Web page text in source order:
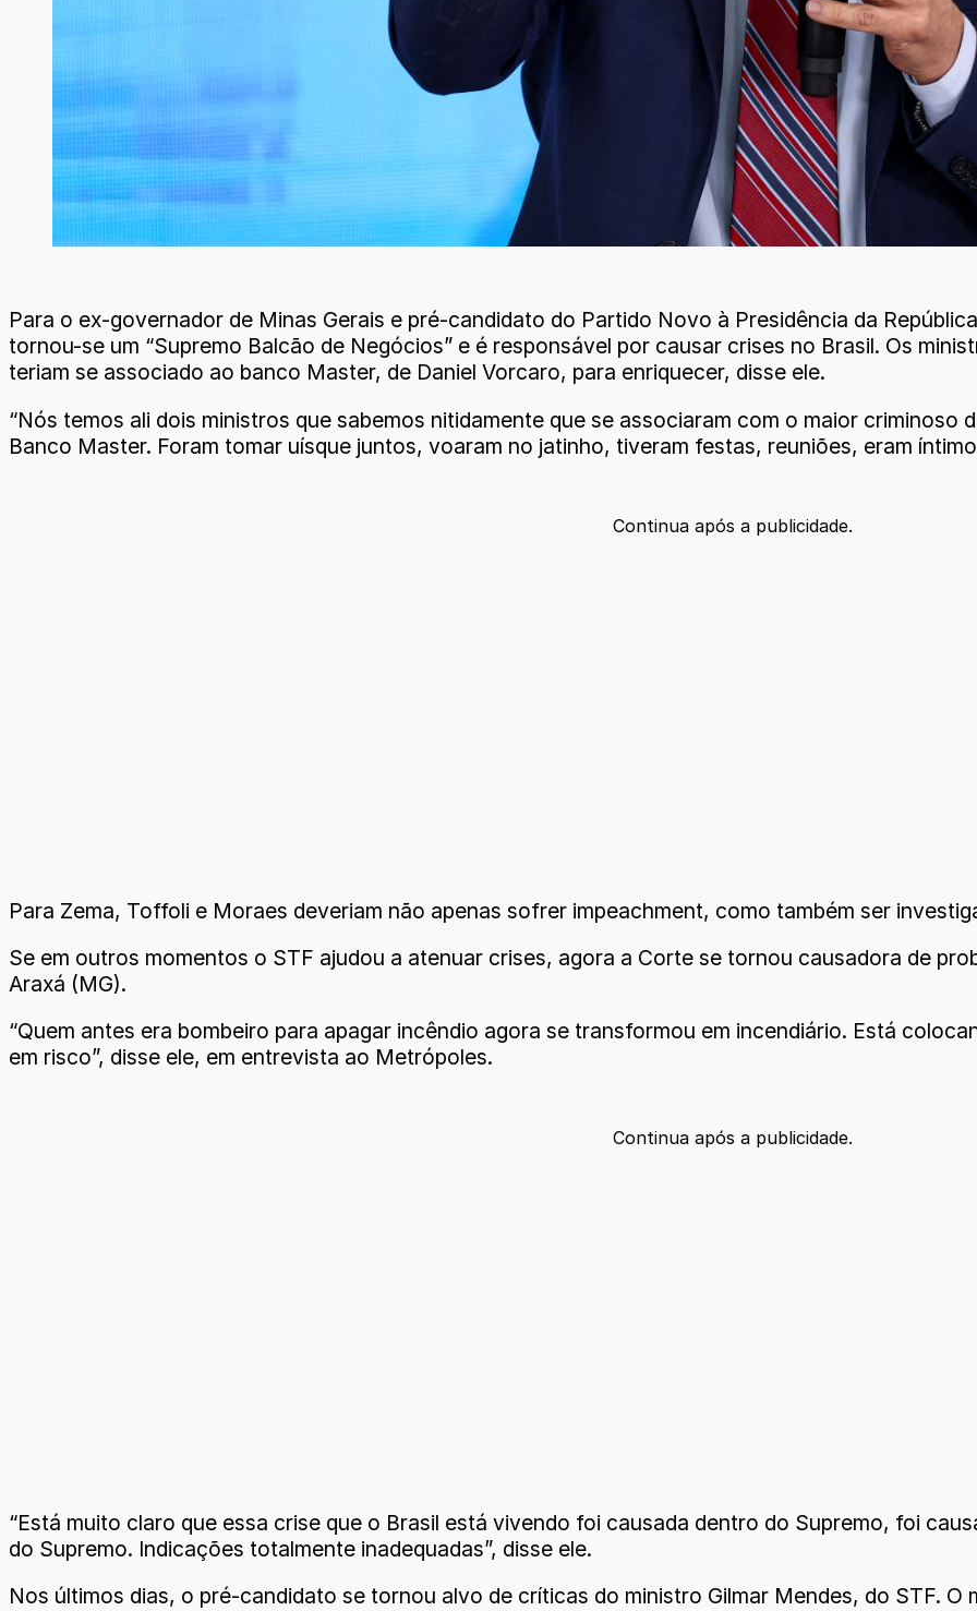
Para o ex-governador de Minas Gerais e pré-candidato do Partido Novo à Presidência da
tornou-se um “Supremo Balcão de Negócios” e é responsável por causar crises no Brasil. Os
teriam se associado ao banco Master, de Daniel Vorcaro, para enriquecer, disse ele.
“Nós temos ali dois ministros que sabemos nitidamente que se associaram com o maior
Banco Master. Foram tomar uísque juntos, voaram no jatinho, tiveram festas, reuniões, eram
Continua após a publicidade.
Para Zema, Toffoli e Moraes deveriam não apenas sofrer impeachment, como também ser
Se em outros momentos o STF ajudou a atenuar crises, agora a Corte se tornou causadora de
Araxá (MG).
“Quem antes era bombeiro para apagar incêndio agora se transformou em incendiário. Está
em risco”, disse ele, em entrevista ao Metrópoles.
Continua após a publicidade.
“Está muito claro que essa crise que o Brasil está vivendo foi causada dentro do Supremo, foi
do Supremo. Indicações totalmente inadequadas”, disse ele.
Nos últimos dias, o pré-candidato se tornou alvo de críticas do ministro Gilmar Mendes, do STF. O